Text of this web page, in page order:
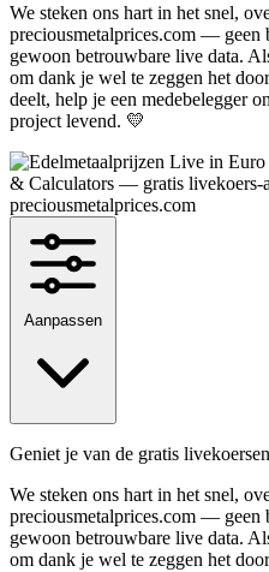
We steken ons hart in het snel,
preciousmetalprices.com — geen
gewoon betrouwbare live data.
om dank je wel te zeggen het
deelt, help je een medebelegger
project levend. 💛
Aanpassen
Geniet je van de gratis
We steken ons hart in het snel,
preciousmetalprices.com — geen
gewoon betrouwbare live data.
om dank je wel te zeggen het